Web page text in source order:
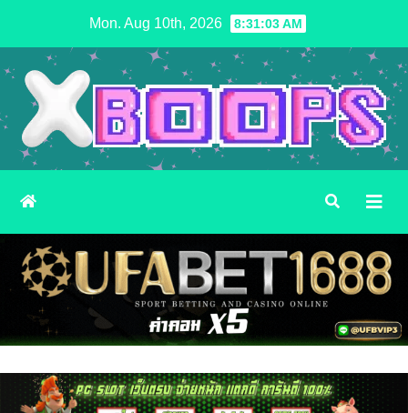
content
Mon. Aug 10th, 2026 8:31:05 AM